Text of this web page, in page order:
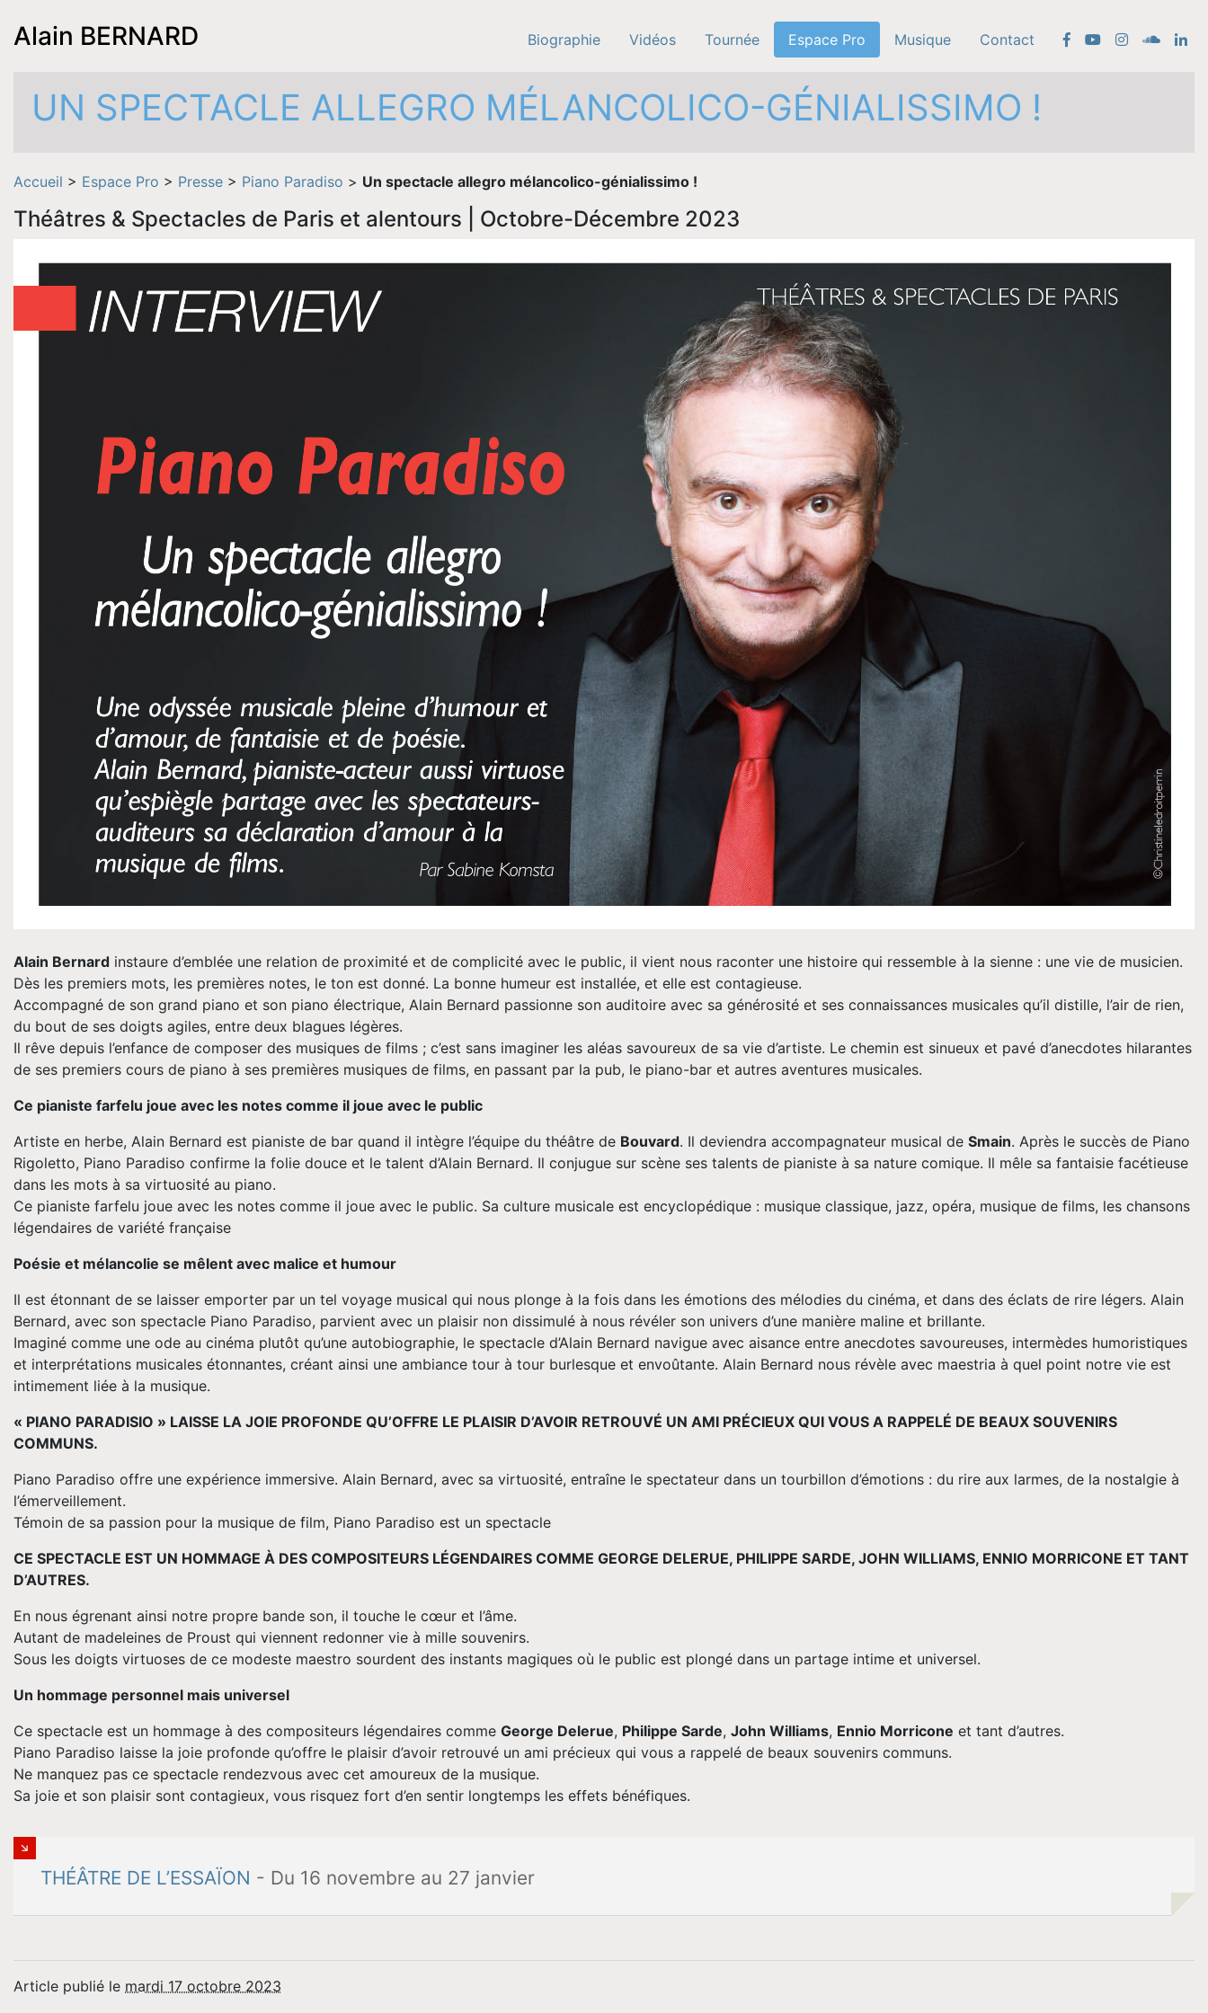
Biographie Vidéos Tournée Espace Pro Musique Contact
Alain BERNARD
UN SPECTACLE ALLEGRO MÉLANCOLICO-GÉNIALISSIMO !
Accueil > Espace Pro > Presse > Piano Paradiso > Un spectacle allegro mélancolico-génialissimo !
Théâtres & Spectacles de Paris et alentours | Octobre-Décembre 2023
Alain Bernard instaure d’emblée une relation de proximité et de complicité avec le public, il vient nous raconter une histoire qui ressemble à la sienne : une vie de musicien.
Dès les premiers mots, les premières notes, le ton est donné. La bonne humeur est installée, et elle est contagieuse.
Accompagné de son grand piano et son piano électrique, Alain Bernard passionne son auditoire avec sa générosité et ses connaissances musicales qu’il distille, l’air de rien,
du bout de ses doigts agiles, entre deux blagues légères.
Il rêve depuis l’enfance de composer des musiques de films ; c’est sans imaginer les aléas savoureux de sa vie d’artiste. Le chemin est sinueux et pavé d’anecdotes hilarantes
de ses premiers cours de piano à ses premières musiques de films, en passant par la pub, le piano-bar et autres aventures musicales.
Ce pianiste farfelu joue avec les notes comme il joue avec le public
Artiste en herbe, Alain Bernard est pianiste de bar quand il intègre l’équipe du théâtre de Bouvard. Il deviendra accompagnateur musical de Smain. Après le succès de Piano
Rigoletto, Piano Paradiso confirme la folie douce et le talent d’Alain Bernard. Il conjugue sur scène ses talents de pianiste à sa nature comique. Il mêle sa fantaisie facétieuse
dans les mots à sa virtuosité au piano.
Ce pianiste farfelu joue avec les notes comme il joue avec le public. Sa culture musicale est encyclopédique : musique classique, jazz, opéra, musique de films, les chansons
légendaires de variété française
Poésie et mélancolie se mêlent avec malice et humour
Il est étonnant de se laisser emporter par un tel voyage musical qui nous plonge à la fois dans les émotions des mélodies du cinéma, et dans des éclats de rire légers. Alain
Bernard, avec son spectacle Piano Paradiso, parvient avec un plaisir non dissimulé à nous révéler son univers d’une manière maline et brillante.
Imaginé comme une ode au cinéma plutôt qu’une autobiographie, le spectacle d’Alain Bernard navigue avec aisance entre anecdotes savoureuses, intermèdes humoristiques
et interprétations musicales étonnantes, créant ainsi une ambiance tour à tour burlesque et envoûtante. Alain Bernard nous révèle avec maestria à quel point notre vie est
intimement liée à la musique.
« PIANO PARADISIO » LAISSE LA JOIE PROFONDE QU’OFFRE LE PLAISIR D’AVOIR RETROUVÉ UN AMI PRÉCIEUX QUI VOUS A RAPPELÉ DE BEAUX SOUVENIRS
COMMUNS.
Piano Paradiso offre une expérience immersive. Alain Bernard, avec sa virtuosité, entraîne le spectateur dans un tourbillon d’émotions : du rire aux larmes, de la nostalgie à
l’émerveillement.
Témoin de sa passion pour la musique de film, Piano Paradiso est un spectacle
CE SPECTACLE EST UN HOMMAGE À DES COMPOSITEURS LÉGENDAIRES COMME GEORGE DELERUE, PHILIPPE SARDE, JOHN WILLIAMS, ENNIO MORRICONE ET TANT
D’AUTRES.
En nous égrenant ainsi notre propre bande son, il touche le cœur et l’âme.
Autant de madeleines de Proust qui viennent redonner vie à mille souvenirs.
Sous les doigts virtuoses de ce modeste maestro sourdent des instants magiques où le public est plongé dans un partage intime et universel.
Un hommage personnel mais universel
Ce spectacle est un hommage à des compositeurs légendaires comme George Delerue, Philippe Sarde, John Williams, Ennio Morricone et tant d’autres.
Piano Paradiso laisse la joie profonde qu’offre le plaisir d’avoir retrouvé un ami précieux qui vous a rappelé de beaux souvenirs communs.
Ne manquez pas ce spectacle rendezvous avec cet amoureux de la musique.
Sa joie et son plaisir sont contagieux, vous risquez fort d’en sentir longtemps les effets bénéfiques.
THÉÂTRE DE L’ESSAÏON - Du 16 novembre au 27 janvier
Article publié le mardi 17 octobre 2023